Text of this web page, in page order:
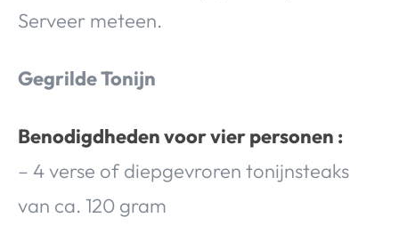
Serveer meteen.
Gegrilde Tonijn
Benodigdheden voor vier personen :
– 4 verse of diepgevroren tonijnsteaks
van ca. 120 gram